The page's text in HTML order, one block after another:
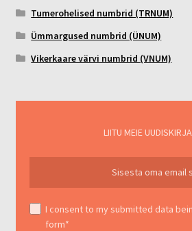
Tumerohelised numbrid (TRNUM)
Ümmargused numbrid (ÜNUM)
Vikerkaare värvi numbrid (VNUM)
LIITU MEIE
I consent to my submitted data
form*